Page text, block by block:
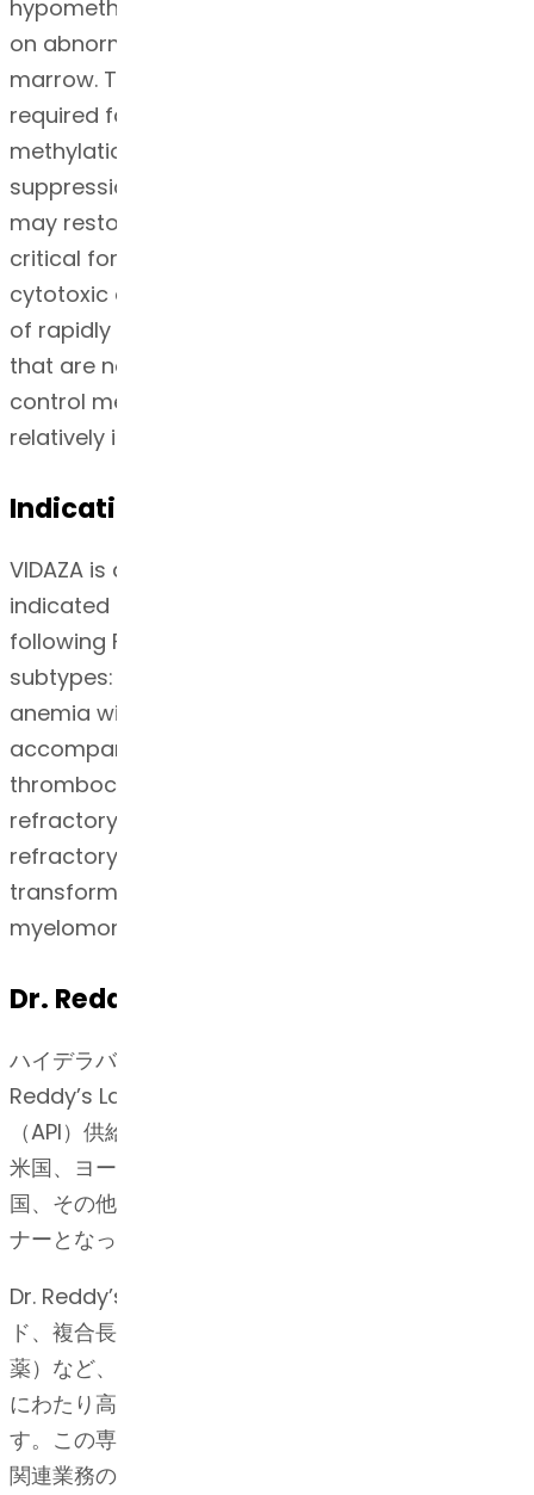
hypomethylation of DNA and direct cytotoxicity
on abnormal hematopoietic cells in the bone
marrow. The concentration of azacitidine
required for maximum inhibition of DNA
methylation in vitro does not cause major
suppression of DNA synthesis. Hypomethylation
may restore normal function to genes that are
critical for differentiation and proliferation. The
cytotoxic effects of azacitidine cause the death
of rapidly dividing cells, including cancer cells
that are no longer responsive to normal growth
control mechanisms. Non-proliferating cells are
relatively insensitive to azacitidine.
Indication
VIDAZA is a nucleoside metabolic inhibitor
indicated for the treatment of patients with the
following FAB myelodysplastic syndrome (MDS)
subtypes: Refractory anemia (RA) or refractory
anemia with ringed sideroblasts (RARS) (if
accompanied by neutropenia or
thrombocytopenia or requiring transfusions),
refractory anemia with excess blasts (RAEB),
refractory anemia with excess blasts in
transformation (RAEB-T), and chronic
myelomonocytic leukemia (CMMoL).
Dr. Reddy’sの専門知識・技術
ハイデラバード（インド）に本社を構えるDr.
Reddy’s Laboratoriesは、世界的に有名な原薬
（API）供給業者です。Dr. Reddy’sのAPIビジネスは
米国、ヨーロッパ、ブラジル、南米、日本、中国、韓
国、その他の新興市場において製薬会社の推奨パート
ナーとなっています。
Dr. Reddy’sのAPIビジネスは、ステロイド、ペプチ
ド、複合長鎖分子、高薬理活性API（HPAPI /腫瘍学
薬）など、複合APIの開発・製造において、30年以上
にわたり高度な技術的実績を築き上げ、成長していま
す。この専門知識・技術は弊社の知的財産および規制
関連業務の実績と共に、一貫して規制基準を満たし、